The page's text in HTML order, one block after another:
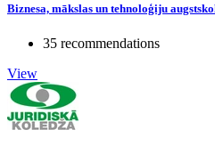
Biznesa, mākslas un tehnoloģiju
35 recommendations
View